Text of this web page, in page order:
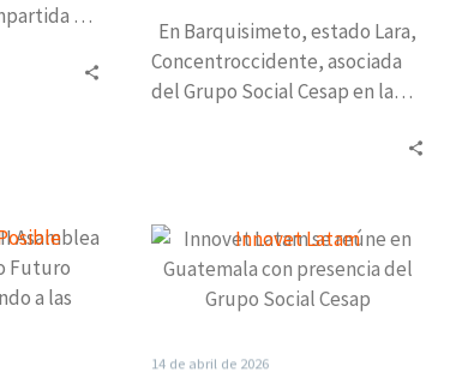
de
En Barquisimeto, estado Lara,
Concentroccidente, asociada
del Grupo Social Cesap en la
Innovet
Latam
se
14 de abril de 2026